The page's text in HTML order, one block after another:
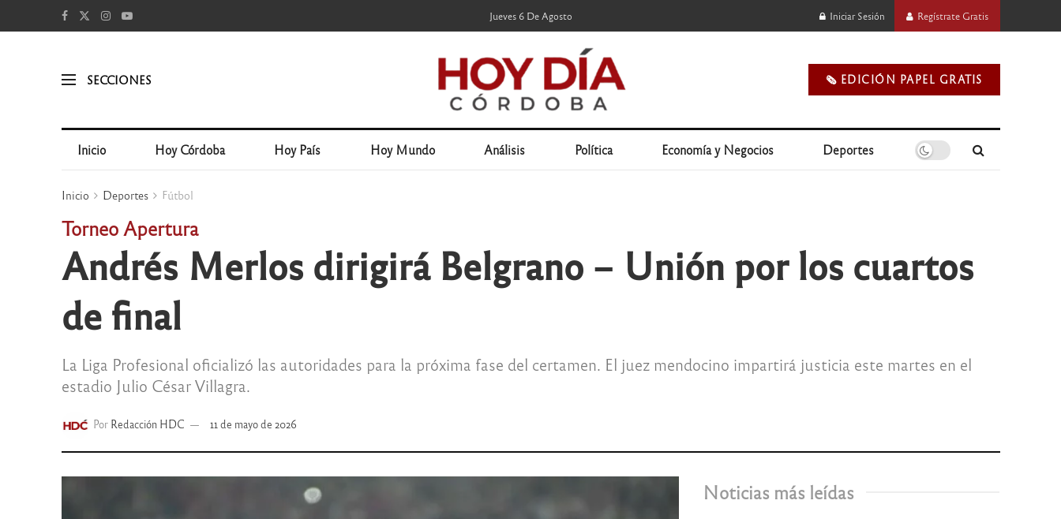
Jueves 6 De Agosto Iniciar Sesión Regístrate Gratis
SECCIONES 🗞️ EDICIÓN PAPEL GRATIS
Inicio Hoy Córdoba Hoy País Hoy Mundo Análisis Política Economía y Negocios Deportes
Inicio Deportes Fútbol
Torneo Apertura
Andrés Merlos dirigirá Belgrano – Unión por los cuartos
de final
La Liga Profesional oficializó las autoridades para la próxima fase del certamen. El juez mendocino impartirá justicia este martes en el
estadio Julio César Villagra.
Por Redacción HDC 11 de mayo de 2026
Noticias más leídas